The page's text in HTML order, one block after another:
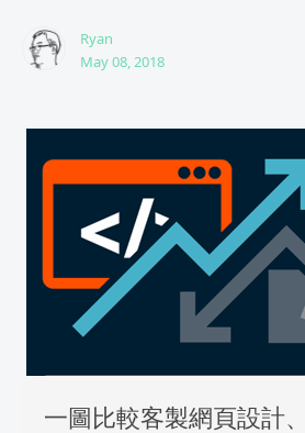
Ryan
May 08, 2018
一圖比較客製網頁設計